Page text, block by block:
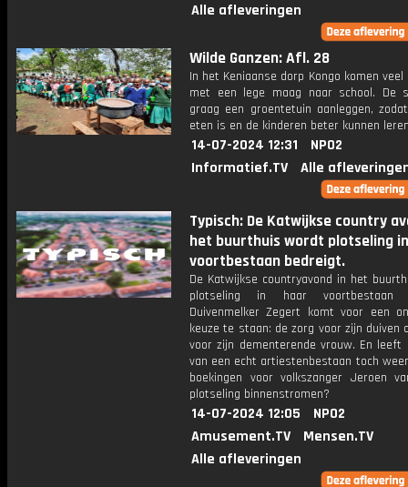
Alle afleveringen
Wilde Ganzen: Afl. 28
In het Keniaanse dorp Kongo komen
met een lege maag naar school. De
graag een groentetuin aanleggen,
eten is en de kinderen beter kunnen
14-07-2024 12:31
NPO2
Informatief.TV
Alle
Typisch: De Katwijkse country
het buurthuis wordt plotseling
voortbestaan bedreigt.
De Katwijkse countryavond in het
plotseling in haar voortbestaan
Duivenmelker Zegert komt voor een
keuze te staan: de zorg voor zijn duiven
voor zijn dementerende vrouw. En leeft
van een echt artiestenbestaan toch
boekingen voor volkszanger Jeroen
plotseling binnenstromen?
14-07-2024 12:05
NPO2
Amusement.TV
Mensen.TV
Alle afleveringen